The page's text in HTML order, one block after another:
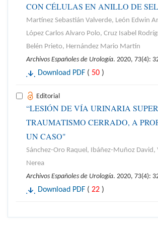
CON CÉLULAS EN ANILLO DE
Martínez Sebastián Valverde, León Edwin
López Carlos Alvaro Polo, Cruz Isabel
Belén Prieto, Hernández Mario Martín
Archivos Españoles de Urología. 2020, 73(4):
Download PDF ( 50 )
Editorial
“LESIÓN DE VÍA URINARIA
TRAUMATISMO CERRADO, A
UN CASO"
Sánchez-Oro Raquel, Ibáñez-Muñoz David,
Nerea
Archivos Españoles de Urología. 2020, 73(4):
Download PDF ( 22 )